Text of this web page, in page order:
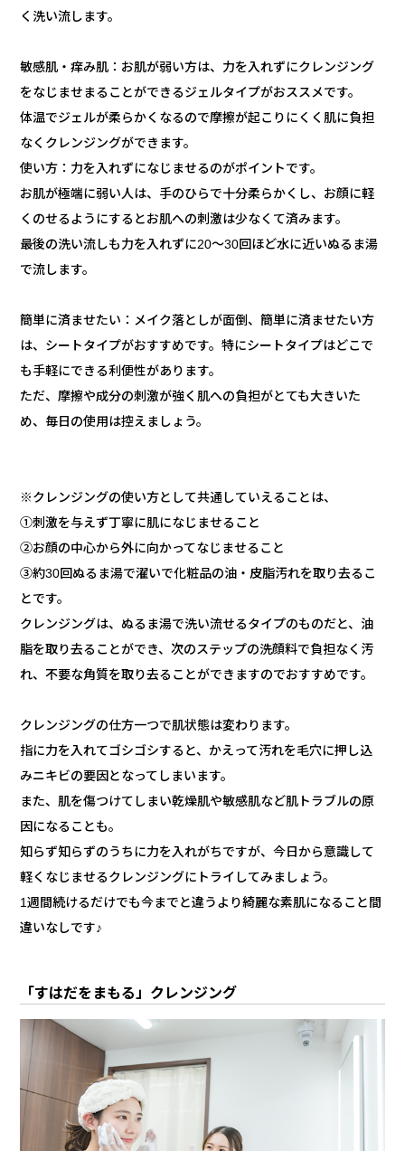
く洗い流します。
敏感肌・痒み肌：お肌が弱い方は、力を入れずにクレンジング
をなじませまることができるジェルタイプがおススメです。
体温でジェルが柔らかくなるので摩擦が起こりにくく肌に負担
なくクレンジングができます。
使い方：力を入れずになじませるのがポイントです。
お肌が極端に弱い人は、手のひらで十分柔らかくし、お顔に軽
くのせるようにするとお肌への刺激は少なくて済みます。
最後の洗い流しも力を入れずに20～30回ほど水に近いぬるま湯
で流します。
簡単に済ませたい：メイク落としが面倒、簡単に済ませたい方
は、シートタイプがおすすめです。特にシートタイプはどこで
も手軽にできる利便性があります。
ただ、摩擦や成分の刺激が強く肌への負担がとても大きいた
め、毎日の使用は控えましょう。
※クレンジングの使い方として共通していえることは、
①刺激を与えず丁寧に肌になじませること
②お顔の中心から外に向かってなじませること
③約30回ぬるま湯で濯いで化粧品の油・皮脂汚れを取り去るこ
とです。
クレンジングは、ぬるま湯で洗い流せるタイプのものだと、油
脂を取り去ることができ、次のステップの洗顔料で負担なく汚
れ、不要な角質を取り去ることができますのでおすすめです。
クレンジングの仕方一つで肌状態は変わります。
指に力を入れてゴシゴシすると、かえって汚れを毛穴に押し込
みニキビの要因となってしまいます。
また、肌を傷つけてしまい乾燥肌や敏感肌など肌トラブルの原
因になることも。
知らず知らずのうちに力を入れがちですが、今日から意識して
軽くなじませるクレンジングにトライしてみましょう。
1週間続けるだけでも今までと違うより綺麗な素肌になること間
違いなしです♪
「すはだをまもる」クレンジング